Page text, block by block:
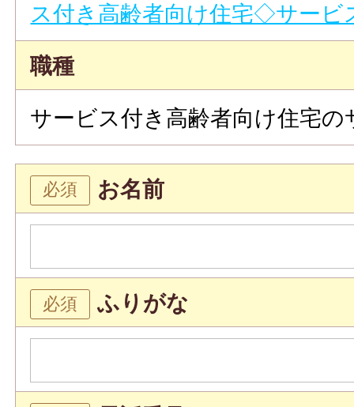
ス付き高齢者向け住宅◇サービ
職種
サービス付き高齢者向け住宅の
お名前
ふりがな